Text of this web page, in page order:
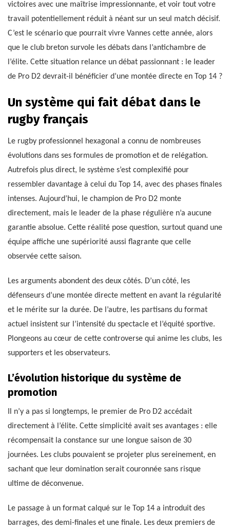
victoires avec une maîtrise impressionnante, et voir tout votre
travail potentiellement réduit à néant sur un seul match décisif.
C’est le scénario que pourrait vivre Vannes cette année, alors
que le club breton survole les débats dans l’antichambre de
l’élite. Cette situation relance un débat passionnant : le leader
de Pro D2 devrait-il bénéficier d’une montée directe en Top 14 ?
Un système qui fait débat dans le
rugby français
Le rugby professionnel hexagonal a connu de nombreuses
évolutions dans ses formules de promotion et de relégation.
Autrefois plus direct, le système s’est complexifié pour
ressembler davantage à celui du Top 14, avec des phases finales
intenses. Aujourd’hui, le champion de Pro D2 monte
directement, mais le leader de la phase régulière n’a aucune
garantie absolue. Cette réalité pose question, surtout quand une
équipe affiche une supériorité aussi flagrante que celle
observée cette saison.
Les arguments abondent des deux côtés. D’un côté, les
défenseurs d’une montée directe mettent en avant la régularité
et le mérite sur la durée. De l’autre, les partisans du format
actuel insistent sur l’intensité du spectacle et l’équité sportive.
Plongeons au cœur de cette controverse qui anime les clubs, les
supporters et les observateurs.
L’évolution historique du système de
promotion
Il n’y a pas si longtemps, le premier de Pro D2 accédait
directement à l’élite. Cette simplicité avait ses avantages : elle
récompensait la constance sur une longue saison de 30
journées. Les clubs pouvaient se projeter plus sereinement, en
sachant que leur domination serait couronnée sans risque
ultime de déconvenue.
Le passage à un format calqué sur le Top 14 a introduit des
barrages, des demi-finales et une finale. Les deux premiers de